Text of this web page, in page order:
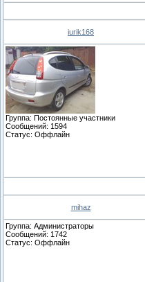
iurik168
Группа: Постоянные участники
Сообщений: 1594
Статус: Оффлайн
mihaz
Группа: Администраторы
Сообщений: 1742
Статус: Оффлайн